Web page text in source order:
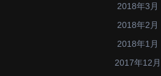
2018年3月
2018年2月
2018年1月
2017年12月